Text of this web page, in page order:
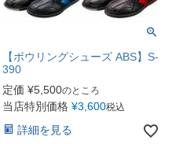
【ボウリングシューズ ABS】S-
390
定価 ¥5,500のところ
当店特別価格 ¥3,600税込
詳細を見る